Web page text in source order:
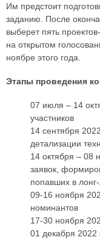
Им предстоит
заданию. После
выберет пять
на открытом
ноябре этого года.
Этапы проведения
07 июля – 14
участников
14 сентября
детализации
14 октября – 08
заявок,
попавших в
09-16 ноября
номинантов
17-30 ноября
01 декабря 2022